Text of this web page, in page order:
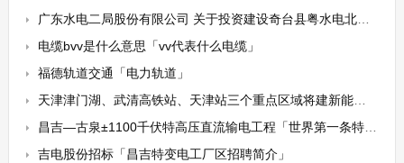
广东水电二局股份有限公司 关于投资建设奇台县粤水电北塔山风力发电场一期50MW项目并为其融资提供担保的公告
电缆bvv是什么意思「vv代表什么电缆」
福德轨道交通「电力轨道」
天津津门湖、武清高铁站、天津站三个重点区域将建新能源车充换电示范站
昌吉—古泉±1100千伏特高压直流输电工程「世界第一条特高压直流工程」
吉电股份招标「昌吉特变电工厂区招聘简介」